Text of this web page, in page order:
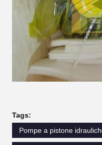
Tags:
Pompe a pistone